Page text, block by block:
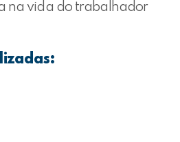
na vida do trabalhador